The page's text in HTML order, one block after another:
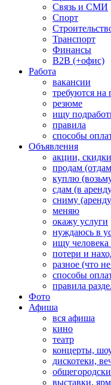
Связь и СМИ
Спорт
Транспорт
Финансы
B2B (+офис)
Работа
вакансии
требуются на
резюме
ищу
правила
способы
Объявления
акции, скидки
продам
куплю
сдам (в
сниму
меняю
окажу услуги
нуждаюсь в
ищу человека
потери и
разное (что
способы
правила
Фото
Афиша
вся афиша
кино
театр
концерты,
дискотеки,
выставки,